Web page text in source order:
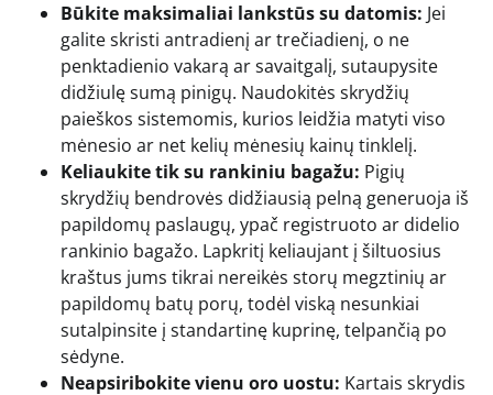
Būkite maksimaliai lankstūs su datomis: Jei
galite skristi antradienį ar trečiadienį, o ne
penktadienio vakarą ar savaitgalį, sutaupysite
didžiulę sumą pinigų. Naudokitės skrydžių
paieškos sistemomis, kurios leidžia matyti viso
mėnesio ar net kelių mėnesių kainų tinklelį.
Keliaukite tik su rankiniu bagažu: Pigių
skrydžių bendrovės didžiausią pelną generuoja iš
papildomų paslaugų, ypač registruoto ar didelio
rankinio bagažo. Lapkritį keliaujant į šiltuosius
kraštus jums tikrai nereikės storų megztinių ar
papildomų batų porų, todėl viską nesunkiai
sutalpinsite į standartinę kuprinę, telpančią po
sėdyne.
Neapsiribokite vienu oro uostu: Kartais skrydis